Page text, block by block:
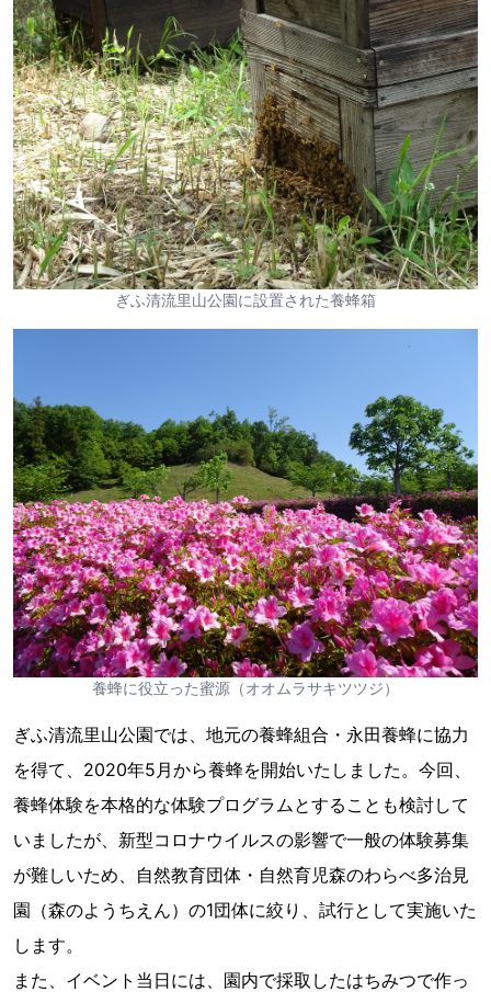
ぎふ清流里山公園に設置された養蜂箱
養蜂に役立った蜜源（オオムラサキツツジ）
ぎふ清流里山公園では、地元の養蜂組合・永田養蜂に協力
を得て、2020年5月から養蜂を開始いたしました。今回、
養蜂体験を本格的な体験プログラムとすることも検討して
いましたが、新型コロナウイルスの影響で一般の体験募集
が難しいため、自然教育団体・自然育児森のわらべ多治見
園（森のようちえん）の1団体に絞り、試行として実施いた
します。
また、イベント当日には、園内で採取したはちみつで作っ